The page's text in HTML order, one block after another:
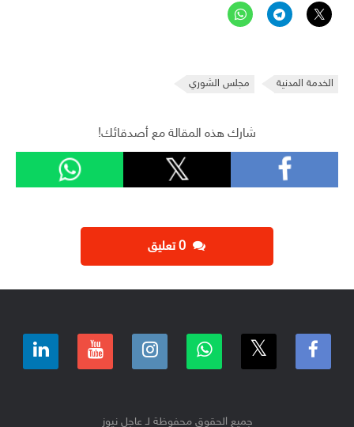
الخدمة المدنية مجلس الشوري
شارك هذه المقالة مع أصدقائك!
جميع الحقوق محفوظة لـ عاجل نيوز